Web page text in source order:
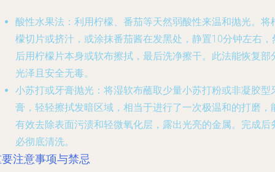
酸性水果法 ：利用柠檬、番茄等天然弱酸性来温和抛光。将
檬切片或挤汁，或涂抹番茄酱在发黑处，静置10分钟左右，
后用柠檬片本身或软布擦拭，最后洗净擦干。此法能恢复部
光泽且安全无毒。
小苏打或牙膏抛光 ：将湿软布蘸取少量小苏打粉或非凝胶型
膏，轻轻擦拭发暗区域，相当于进行了一次极温和的打磨，
有效去除表面污渍和轻微氧化层，露出光亮的金属。完成后
必彻底清洗。
注意事项与禁忌